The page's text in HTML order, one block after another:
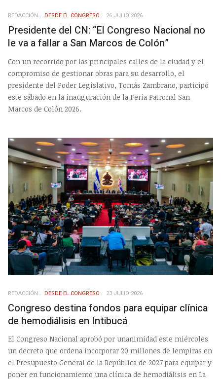
REDACCIÓN DESDE EL CONGRESO 26 JULIO 2026
Presidente del CN: “El Congreso Nacional no
le va a fallar a San Marcos de Colón”
Con un recorrido por las principales calles de la ciudad y el
compromiso de gestionar obras para su desarrollo, el
presidente del Poder Legislativo, Tomás Zambrano, participó
este sábado en la inauguración de la Feria Patronal San
Marcos de Colón 2026.
REDACCIÓN DESDE EL CONGRESO 23 JULIO 2026
Congreso destina fondos para equipar clínica
de hemodiálisis en Intibucá
El Congreso Nacional aprobó por unanimidad este miércoles
un decreto que ordena incorporar 20 millones de lempiras en
el Presupuesto General de la República de 2027 para equipar y
poner en funcionamiento una clínica de hemodiálisis en La